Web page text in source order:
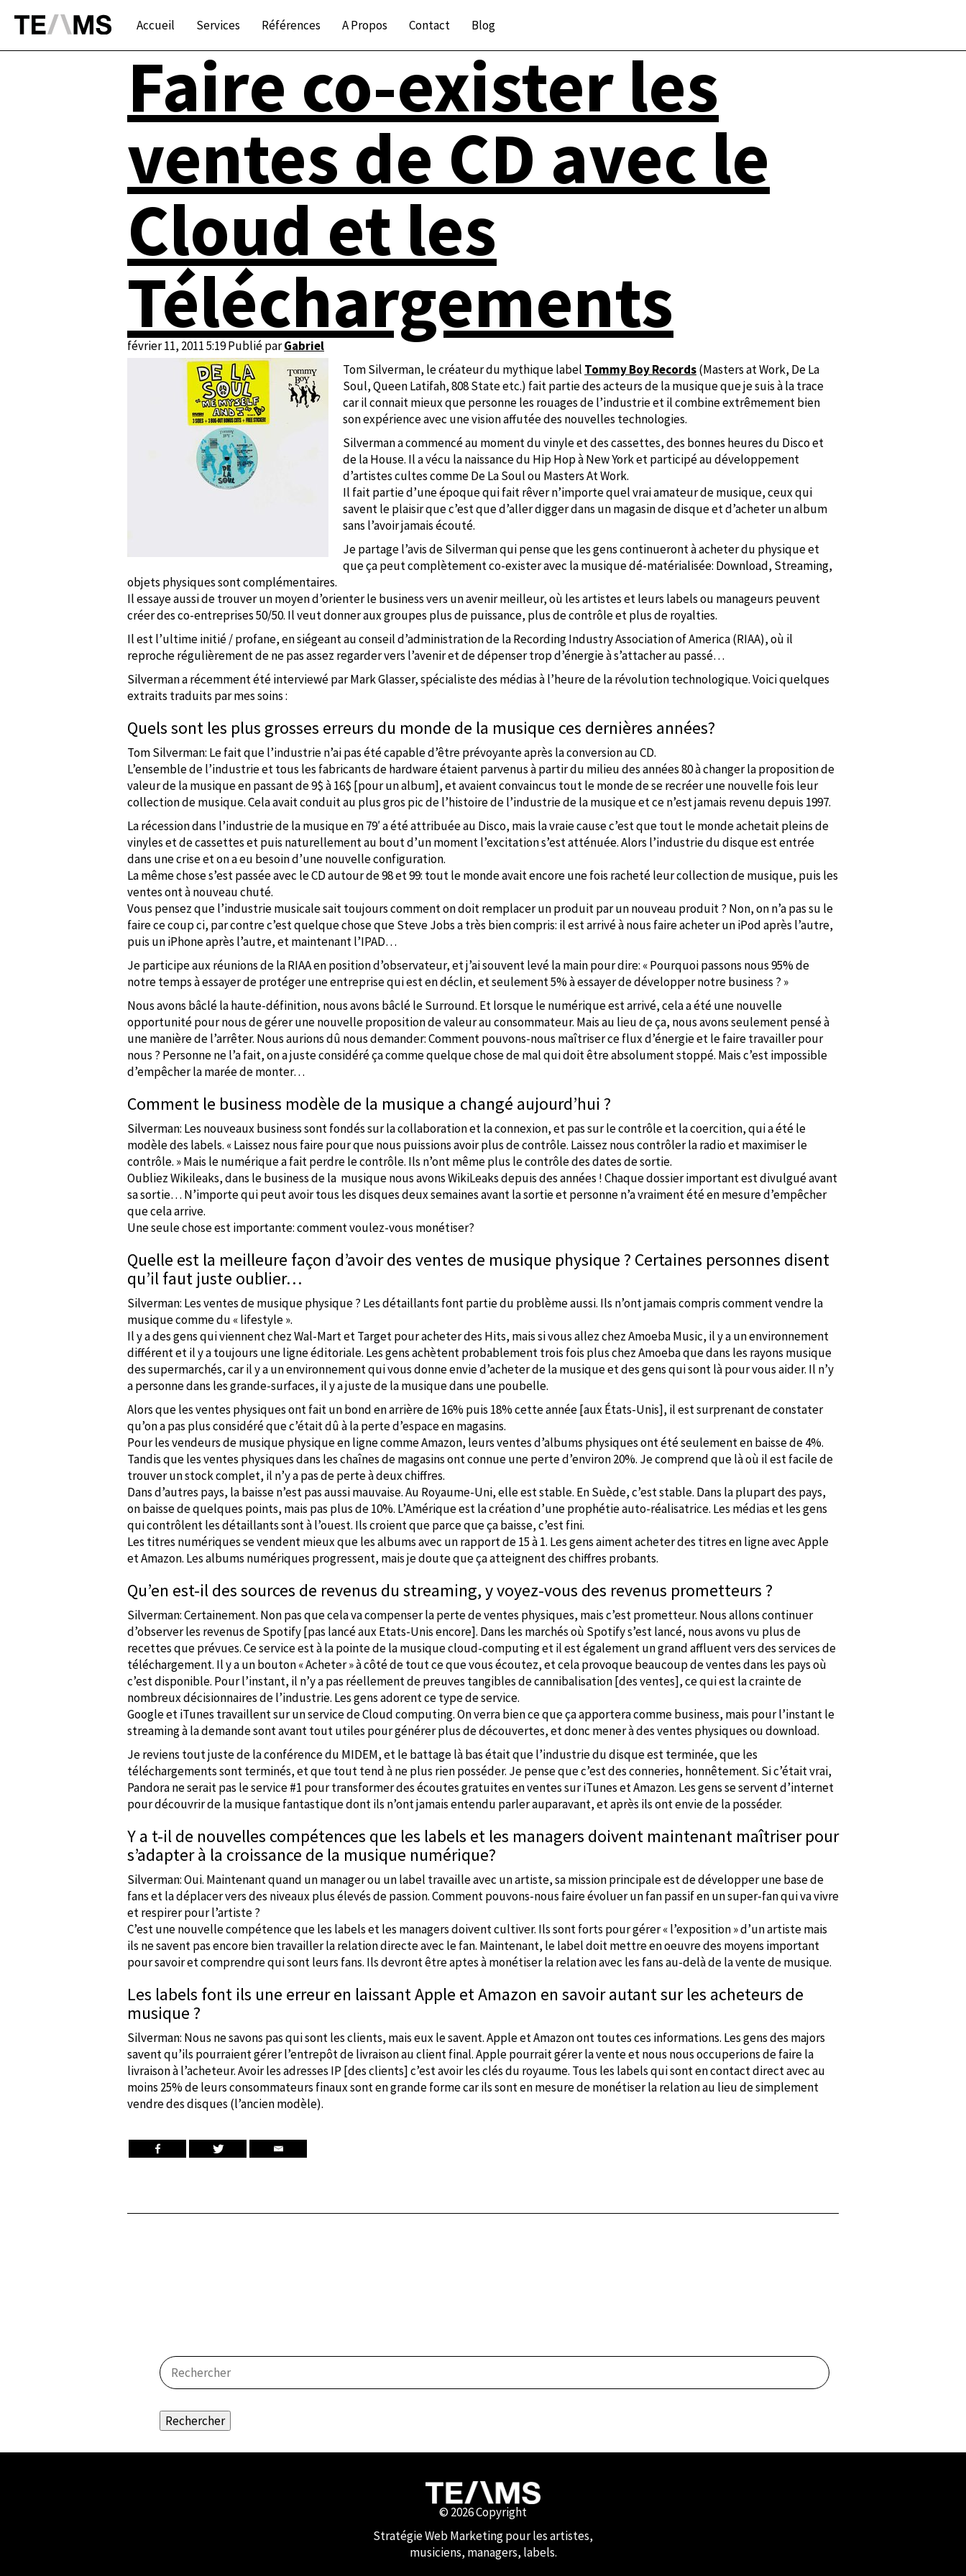
Faire co-exister les
ventes de CD avec le
Cloud et les
Téléchargements
février 11, 2011 5:19Publié parGabriel
Tom Silverman, le créateur du mythique label Tommy Boy Records(Masters at Work, De La
Soul, Queen Latifah, 808 State etc.) fait partie des acteurs de la musique que je suis à la trace
car il connait mieux que personne les rouages de l’industrie et il combine extrêmement bien
son expérience avec une vision affutée des nouvelles technologies.
Silverman a commencé au moment du vinyle et des cassettes, des bonnes heures du Disco et
de la House. Il a vécu la naissance du Hip Hop à New York et participé au développement
d’artistes cultes comme De La Soul ou Masters At Work.
Il fait partie d’une époque qui fait rêver n’importe quel vrai amateur de musique, ceux qui
savent le plaisir que c’est que d’aller digger dans un magasin de disque et d’acheter un album
sans l’avoir jamais écouté.
Je partage l’avis de Silverman qui pense que les gens continueront à acheter du physique et
que ça peut complètement co-exister avec la musique dé-matérialisée: Download, Streaming,
objets physiques sont complémentaires.
Il essaye aussi de trouver un moyen d’orienter le business vers un avenir meilleur, où les artistes et leurs labels ou manageurs peuvent
créer des co-entreprises 50/50. Il veut donner aux groupes plus de puissance, plus de contrôle et plus de royalties.
Il est l’ultime initié / profane, en siégeant au conseil d’administration de la Recording Industry Association of America (RIAA), où il
reproche régulièrement de ne pas assez regarder vers l’avenir et de dépenser trop d’énergie à s’attacher au passé…
Silverman a récemment été interviewé par Mark Glasser, spécialiste des médias à l’heure de la révolution technologique. Voici quelques
extraits traduits par mes soins :
Quels sont les plus grosses erreurs du monde de la musique ces dernières années?
Tom Silverman: Le fait que l’industrie n’ai pas été capable d’être prévoyante après la conversion au CD.
L’ensemble de l’industrie et tous les fabricants de hardware étaient parvenus à partir du milieu des années 80 à changer la proposition de
valeur de la musique en passant de 9$ à 16$ [pour un album], et avaient convaincus tout le monde de se recréer une nouvelle fois leur
collection de musique. Cela avait conduit au plus gros pic de l’histoire de l’industrie de la musique et ce n’est jamais revenu depuis 1997.
La récession dans l’industrie de la musique en 79′ a été attribuée au Disco, mais la vraie cause c’est que tout le monde achetait pleins de
vinyles et de cassettes et puis naturellement au bout d’un moment l’excitation s’est atténuée. Alors l’industrie du disque est entrée
dans une crise et on a eu besoin d’une nouvelle configuration.
La même chose s’est passée avec le CD autour de 98 et 99: tout le monde avait encore une fois racheté leur collection de musique, puis les
ventes ont à nouveau chuté.
Vous pensez que l’industrie musicale sait toujours comment on doit remplacer un produit par un nouveau produit ? Non, on n’a pas su le
faire ce coup ci, par contre c’est quelque chose que Steve Jobs a très bien compris: il est arrivé à nous faire acheter un iPod après l’autre,
puis un iPhone après l’autre, et maintenant l’IPAD…
Je participe aux réunions de la RIAA en position d’observateur, et j’ai souvent levé la main pour dire: « Pourquoi passons nous 95% de
notre temps à essayer de protéger une entreprise qui est en déclin, et seulement 5% à essayer de développer notre business ? »
Nous avons bâclé la haute-définition, nous avons bâclé le Surround. Et lorsque le numérique est arrivé, cela a été une nouvelle
opportunité pour nous de gérer une nouvelle proposition de valeur au consommateur. Mais au lieu de ça, nous avons seulement pensé à
une manière de l’arrêter. Nous aurions dû nous demander: Comment pouvons-nous maîtriser ce flux d’énergie et le faire travailler pour
nous ? Personne ne l’a fait, on a juste considéré ça comme quelque chose de mal qui doit être absolument stoppé. Mais c’est impossible
d’empêcher la marée de monter…
Comment le business modèle de la musique a changé aujourd’hui ?
Silverman: Les nouveaux business sont fondés sur la collaboration et la connexion, et pas sur le contrôle et la coercition, qui a été le
modèle des labels. « Laissez nous faire pour que nous puissions avoir plus de contrôle. Laissez nous contrôler la radio et maximiser le
contrôle. » Mais le numérique a fait perdre le contrôle. Ils n’ont même plus le contrôle des dates de sortie.
Oubliez Wikileaks, dans le business de la musique nous avons WikiLeaks depuis des années ! Chaque dossier important est divulgué avant
sa sortie… N’importe qui peut avoir tous les disques deux semaines avant la sortie et personne n’a vraiment été en mesure d’empêcher
que cela arrive.
Une seule chose est importante: comment voulez-vous monétiser?
Quelle est la meilleure façon d’avoir des ventes de musique physique ? Certaines personnes disent
qu’il faut juste oublier…
Silverman: Les ventes de musique physique ? Les détaillants font partie du problème aussi. Ils n’ont jamais compris comment vendre la
musique comme du « lifestyle ».
Il y a des gens qui viennent chez Wal-Mart et Target pour acheter des Hits, mais si vous allez chez Amoeba Music, il y a un environnement
différent et il y a toujours une ligne éditoriale. Les gens achètent probablement trois fois plus chez Amoeba que dans les rayons musique
des supermarchés, car il y a un environnement qui vous donne envie d’acheter de la musique et des gens qui sont là pour vous aider. Il n’y
a personne dans les grande-surfaces, il y a juste de la musique dans une poubelle.
Alors que les ventes physiques ont fait un bond en arrière de 16% puis 18% cette année [aux États-Unis], il est surprenant de constater
qu’on a pas plus considéré que c’était dû à la perte d’espace en magasins.
Pour les vendeurs de musique physique en ligne comme Amazon, leurs ventes d’albums physiques ont été seulement en baisse de 4%.
Tandis que les ventes physiques dans les chaînes de magasins ont connue une perte d’environ 20%. Je comprend que là où il est facile de
trouver un stock complet, il n’y a pas de perte à deux chiffres.
Dans d’autres pays, la baisse n’est pas aussi mauvaise. Au Royaume-Uni, elle est stable. En Suède, c’est stable. Dans la plupart des pays,
on baisse de quelques points, mais pas plus de 10%. L’Amérique est la création d’une prophétie auto-réalisatrice. Les médias et les gens
qui contrôlent les détaillants sont à l’ouest. Ils croient que parce que ça baisse, c’est fini.
Les titres numériques se vendent mieux que les albums avec un rapport de 15 à 1. Les gens aiment acheter des titres en ligne avec Apple
et Amazon. Les albums numériques progressent, mais je doute que ça atteignent des chiffres probants.
Qu’en est-il des sources de revenus du streaming, y voyez-vous des revenus prometteurs ?
Silverman: Certainement. Non pas que cela va compenser la perte de ventes physiques, mais c’est prometteur. Nous allons continuer
d’observer les revenus de Spotify [pas lancé aux Etats-Unis encore]. Dans les marchés où Spotify s’est lancé, nous avons vu plus de
recettes que prévues. Ce service est à la pointe de la musique cloud-computing et il est également un grand affluent vers des services de
téléchargement. Il y a un bouton « Acheter » à côté de tout ce que vous écoutez, et cela provoque beaucoup de ventes dans les pays où
c’est disponible. Pour l’instant, il n’y a pas réellement de preuves tangibles de cannibalisation [des ventes], ce qui est la crainte de
nombreux décisionnaires de l’industrie. Les gens adorent ce type de service.
Google et iTunes travaillent sur un service de Cloud computing. On verra bien ce que ça apportera comme business, mais pour l’instant le
streaming à la demande sont avant tout utiles pour générer plus de découvertes, et donc mener à des ventes physiques ou download.
Je reviens tout juste de la conférence du MIDEM, et le battage là bas était que l’industrie du disque est terminée, que les
téléchargements sont terminés, et que tout tend à ne plus rien posséder. Je pense que c’est des conneries, honnêtement. Si c’était vrai,
Pandora ne serait pas le service #1 pour transformer des écoutes gratuites en ventes sur iTunes et Amazon. Les gens se servent d’internet
pour découvrir de la musique fantastique dont ils n’ont jamais entendu parler auparavant, et après ils ont envie de la posséder.
Y a t-il de nouvelles compétences que les labels et les managers doivent maintenant maîtriser pour
s’adapter à la croissance de la musique numérique?
Silverman: Oui. Maintenant quand un manager ou un label travaille avec un artiste, sa mission principale est de développer une base de
fans et la déplacer vers des niveaux plus élevés de passion. Comment pouvons-nous faire évoluer un fan passif en un super-fan qui va vivre
et respirer pour l’artiste ?
C’est une nouvelle compétence que les labels et les managers doivent cultiver. Ils sont forts pour gérer « l’exposition » d’un artiste mais
ils ne savent pas encore bien travailler la relation directe avec le fan. Maintenant, le label doit mettre en oeuvre des moyens important
pour savoir et comprendre qui sont leurs fans. Ils devront être aptes à monétiser la relation avec les fans au-delà de la vente de musique.
Les labels font ils une erreur en laissant Apple et Amazon en savoir autant sur les acheteurs de
musique ?
Silverman: Nous ne savons pas qui sont les clients, mais eux le savent. Apple et Amazon ont toutes ces informations. Les gens des majors
savent qu’ils pourraient gérer l’entrepôt de livraison au client final. Apple pourrait gérer la vente et nous nous occuperions de faire la
livraison à l’acheteur. Avoir les adresses IP [des clients] c’est avoir les clés du royaume. Tous les labels qui sont en contact direct avec au
moins 25% de leurs consommateurs finaux sont en grande forme car ils sont en mesure de monétiser la relation au lieu de simplement
vendre des disques (l’ancien modèle).
Rechercher
© 2026 Copyright
Stratégie Web Marketing pour les artistes,
musiciens, managers, labels.
Accueil Services Références A Propos Contact Blog